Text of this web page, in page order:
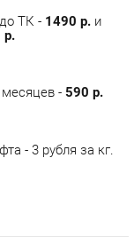
-
- 3 рубля за кг.